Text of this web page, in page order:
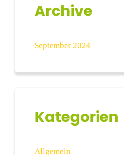
Archive
September 2024
Kategorien
Allgemein